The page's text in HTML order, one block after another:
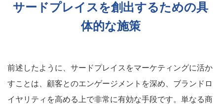
サードプレイスを創出するための具
体的な施策
前述したように、サードプレイスをマーケティングに活か
すことは、顧客とのエンゲージメントを深め、ブランドロ
イヤリティを高める上で非常に有効な手段です。単なる商